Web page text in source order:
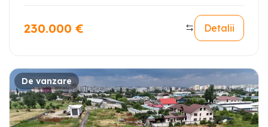
230.000 € Detalii
De vanzare